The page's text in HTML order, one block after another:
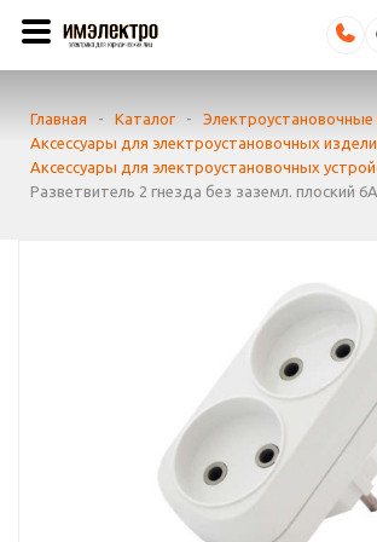
Главная - Каталог - Электроустановочные
Аксессуары для электроустановочных
Аксессуары для электроустановочных
Разветвитель 2 гнезда без заземл. плоский